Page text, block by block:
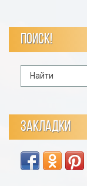
ПОИСК!
ЗАКЛАДКИ